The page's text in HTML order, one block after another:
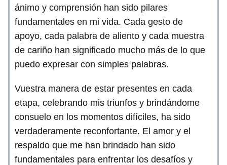
ánimo y comprensión han sido pilares
fundamentales en mi vida. Cada gesto de
apoyo, cada palabra de aliento y cada muestra
de cariño han significado mucho más de lo que
puedo expresar con simples palabras.
Vuestra manera de estar presentes en cada
etapa, celebrando mis triunfos y brindándome
consuelo en los momentos difíciles, ha sido
verdaderamente reconfortante. El amor y el
respaldo que me han brindado han sido
fundamentales para enfrentar los desafíos y